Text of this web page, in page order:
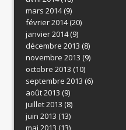
mars 2014(9)
février 2014(20)
janvier 2014(9)
décembre 2013 (8)
novembre 2013 (9)
octobre 2013 (10)
septembre 2013 (6)
août 2013 (9)
juillet 2013 (8)
juin 2013 (13)
mai 2013 (13)